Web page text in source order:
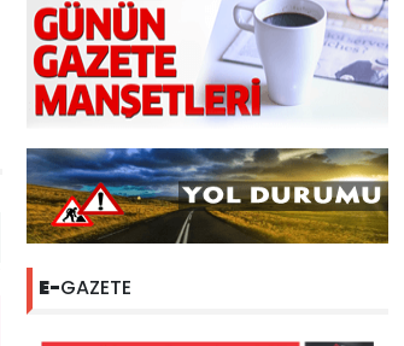
E-GAZETE